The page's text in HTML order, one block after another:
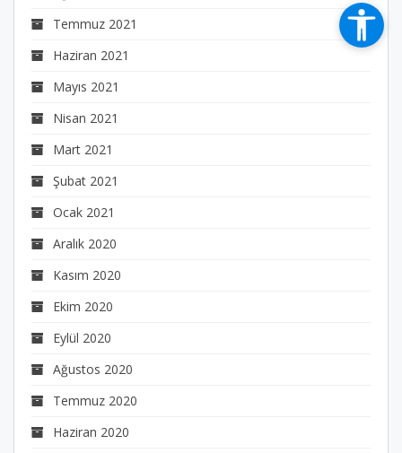
Temmuz 2021
Haziran 2021
Mayıs 2021
Nisan 2021
Mart 2021
Şubat 2021
Ocak 2021
Aralık 2020
Kasım 2020
Ekim 2020
Eylül 2020
Ağustos 2020
Temmuz 2020
Haziran 2020